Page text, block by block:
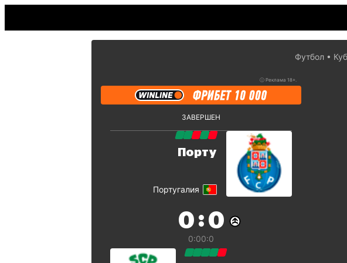
Футбол
ⓘ Реклама 18+.
ЗАВЕРШЕН
Порту
Португалия
0 : 0
0:00:0